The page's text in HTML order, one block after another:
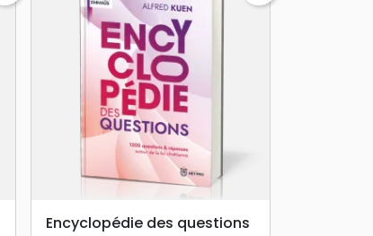
search APERÇU RAPIDE
Encyclopédie des questions